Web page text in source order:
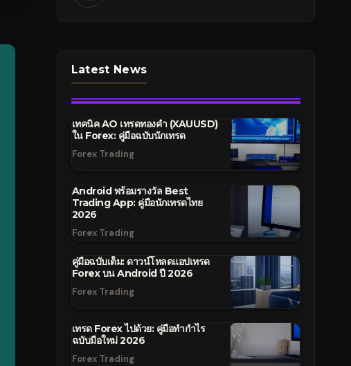
Latest News
เทคนิค AO เทรดทองคำ (XAUUSD)
ใน Forex: คู่มือฉบับนักเทรด
Forex Trading
Android พร้อมรางวัล Best
Trading App: คู่มือนักเทรดไทย
2026
Forex Trading
คู่มือฉบับเต็ม: ดาวน์โหลดแอปเทรด
Forex บน Android ปี 2026
Forex Trading
เทรด Forex ไปด้วย: คู่มือทำกำไร
ฉบับมือใหม่ 2026
Forex Trading